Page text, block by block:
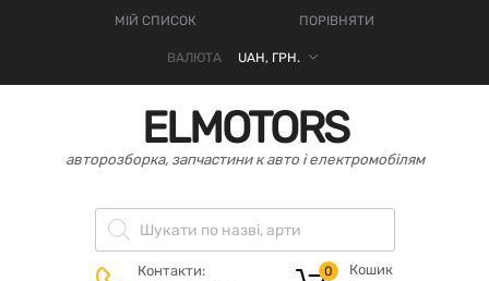
МІЙ СПИСОК ПОРІВНЯТИ
ВАЛЮТА
ELMOTORS
авторозборка, запчастини к авто і електромобілям
Контакти: Кошик
0